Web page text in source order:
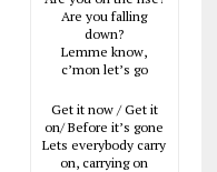
Are you falling
down?
Lemme know,
c’mon let’s go
Get it now / Get it
on/ Before it’s gone
Lets everybody carry
on, carrying on